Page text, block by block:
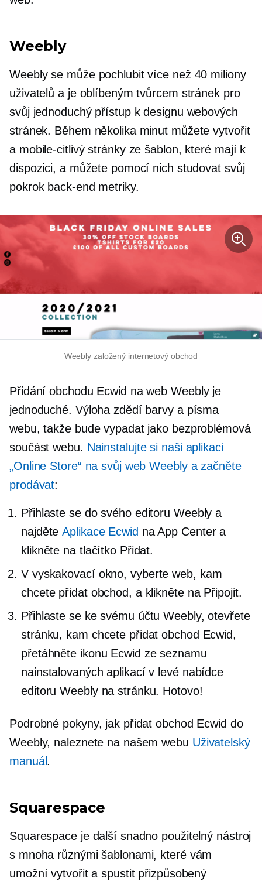
Weebly
Weebly se může pochlubit více než 40 miliony
uživatelů a je oblíbeným tvůrcem stránek pro
svůj jednoduchý přístup k designu webových
stránek. Během několika minut můžete vytvořit
a mobile-citlivýstránky ze šablon, které mají k
dispozici, a můžete pomocí nich studovat svůj
pokrok back-end metriky.
Weebly založený internetový obchod
Přidání obchodu Ecwid na web Weebly je
jednoduché. Výloha zdědí barvy a písma
webu, takže bude vypadat jako bezproblémová
součást webu. Nainstalujte si naši aplikaci
„Online Store“ na svůj web Weebly a začněte
prodávat:
Přihlaste se do svého editoru Weebly a
najděteAplikace Ecwid na App Center a
klikněte na tlačítko Přidat.
V vyskakovací okno, vyberte web, kam
chcete přidat obchod, a klikněte na Připojit.
Přihlaste se ke svému účtu Weebly, otevřete
stránku, kam chcete přidat obchod Ecwid,
přetáhněte ikonu Ecwid ze seznamu
nainstalovaných aplikací v levé nabídce
editoru Weebly na stránku. Hotovo!
Podrobné pokyny, jak přidat obchod Ecwid do
Weebly, naleznete na našem webu Uživatelský
manuál.
Squarespace
Squarespace je další snadno použitelný nástroj
s mnoha různými šablonami, které vám
umožní vytvořit a spustit přizpůsobený